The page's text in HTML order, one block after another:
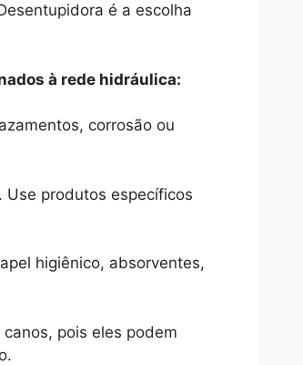
é a escolha
à rede hidráulica:
corrosão ou
Use produtos específicos
higiênico, absorventes,
pois eles podem